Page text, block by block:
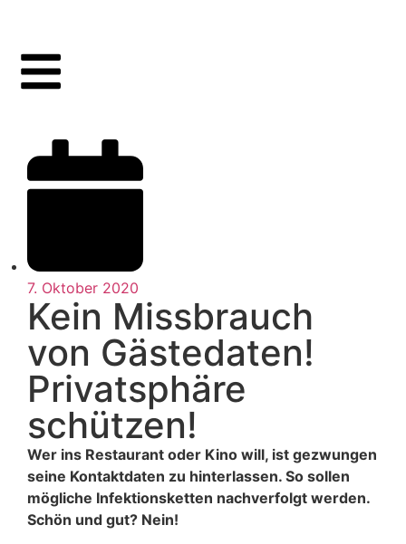
7. Oktober 2020
Kein Missbrauch
von Gästedaten!
Privatsphäre
schützen!
Wer ins Restaurant oder Kino will, ist gezwungen
seine Kontaktdaten zu hinterlassen. So sollen
mögliche Infektionsketten nachverfolgt werden.
Schön und gut? Nein!